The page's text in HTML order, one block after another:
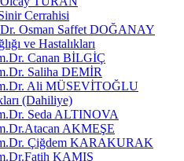
Cerrahisi
Osman Saffet DOĞANAY
ve Hastalıkları
Canan BİLGİÇ
Saliha DEMİR
Ali MÜSEVİTOĞLU
(Dahiliye)
Seda ALTINOVA
AKMEŞE
Çiğdem KARAKURAK
KAMIŞ